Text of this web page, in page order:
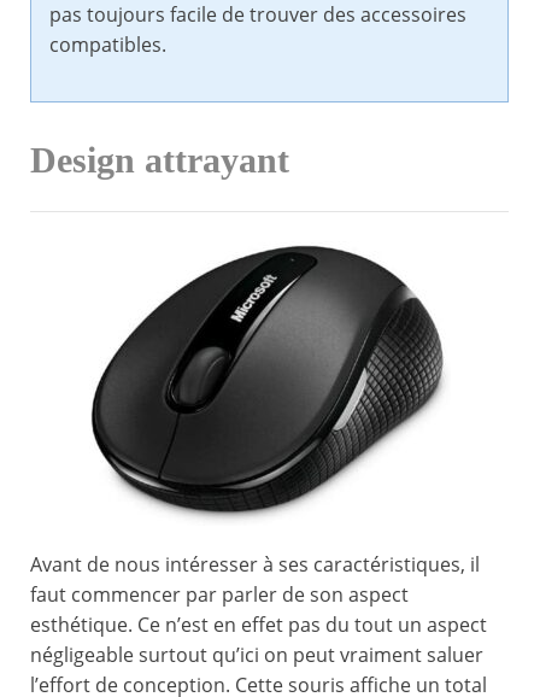
pas toujours facile de trouver des accessoires
compatibles.
Design attrayant
Avant de nous intéresser à ses caractéristiques, il
faut commencer par parler de son aspect
esthétique. Ce n’est en effet pas du tout un aspect
négligeable surtout qu’ici on peut vraiment saluer
l’effort de conception. Cette souris affiche un total